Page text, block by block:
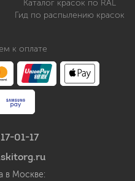
Каталог красок по RAL
Гид по распылению красок
к оплате
01-17
в Москве: